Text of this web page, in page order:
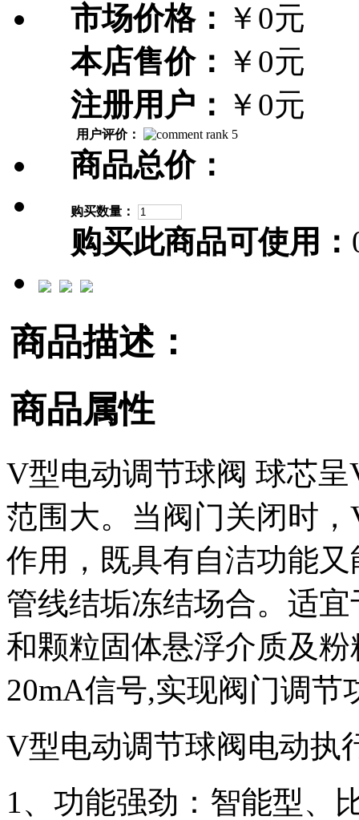
市场价格： ￥0元
本店售价： ￥0元
注册用户： ￥0元
用户评价：
商品总价：
购买数量：
购买此商品可使用：
商品描述：
商品属性
V型电动调节球阀 球芯
范围大。当阀门关闭时
作用，既具有自洁功能
管线结垢冻结场合。适
和颗粒固体悬浮介质及
20mA信号,实现阀门调节
V型电动调节球阀电动执
1、功能强劲：智能型、